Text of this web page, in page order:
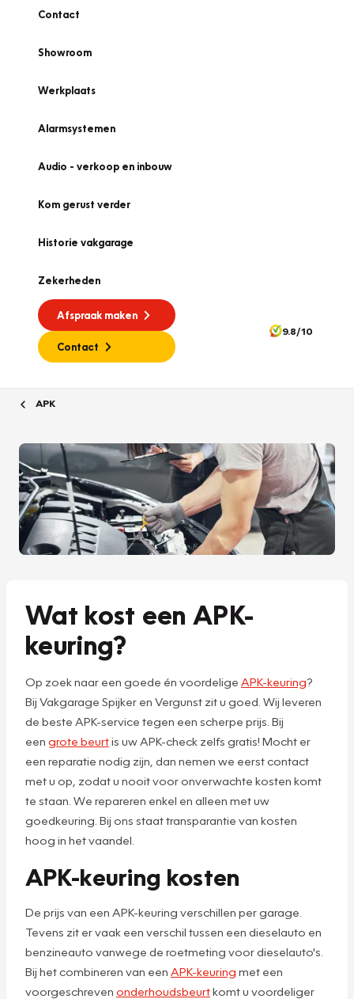
Contact
Showroom
Werkplaats
Alarmsystemen
Audio - verkoop en inbouw
Kom gerust verder
Historie vakgarage
Zekerheden
Afspraak maken
Contact
9.8/10
APK
Wat kost een APK-
keuring?
Op zoek naar een goede én voordelige APK-keuring?
Bij Vakgarage Spijker en Vergunst zit u goed. Wij leveren
de beste APK-service tegen een scherpe prijs. Bij
een grote beurtis uw APK-check zelfs gratis! Mocht er
een reparatie nodig zijn, dan nemen we eerst contact
met u op, zodat u nooit voor onverwachte kosten komt
te staan. We repareren enkel en alleen met uw
goedkeuring. Bij ons staat transparantie van kosten
hoog in het vaandel.
APK-keuring kosten
De prijs van een APK-keuring verschillen per garage.
Tevens zit er vaak een verschil tussen een dieselauto en
benzineauto vanwege de roetmeting voor dieselauto's.
Bij het combineren van een APK-keuring met een
voorgeschreven onderhoudsbeurtkomt u voordeliger